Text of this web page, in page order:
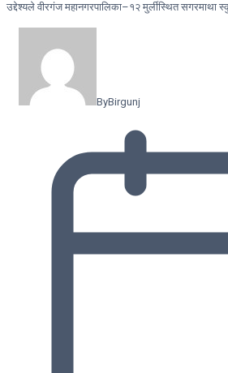
उद्देश्यले वीरगंज महानगरपालिका–१२ मुर्लीस्थित सगरमाथा
ByBirgunj